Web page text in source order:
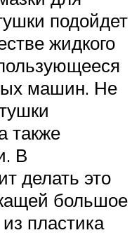
подойдет
жидкого
машин. Не
также
В
делать это
большое
пластика